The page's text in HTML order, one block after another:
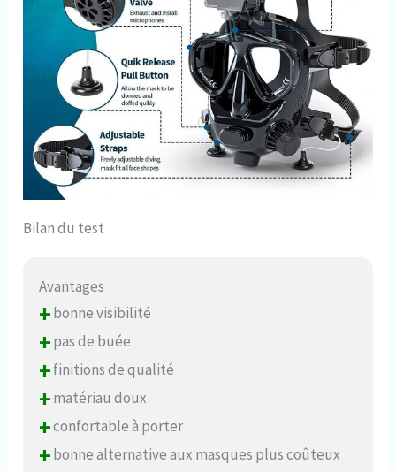
Bilan du test
Avantages
+bonne visibilité
+pas de buée
+finitions de qualité
+matériau doux
+confortable à porter
+bonne alternative aux masques plus coûteux